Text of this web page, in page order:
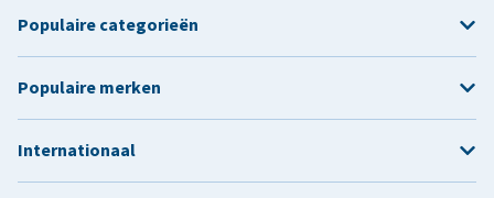
Populaire categorieën
Populaire merken
Internationaal